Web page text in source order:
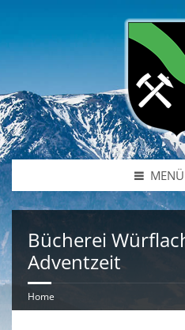
MENÜ
Bücherei
Adventzeit
Home